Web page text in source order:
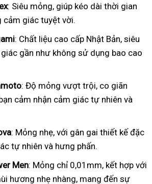
: Siêu mỏng, giúp kéo dài thời gian
cảm giác tuyệt vời.
: Chất liệu cao cấp Nhật Bản, siêu
gần như không sử dụng bao cao
: Độ mỏng vượt trội, co giãn
cảm nhận cảm giác tự nhiên và
: Mỏng nhẹ, với gân gai thiết kế đặc
tự nhiên và hưng phấn.
Men: Mỏng chỉ 0,01mm, kết hợp với
hương nhẹ nhàng, mang đến sự